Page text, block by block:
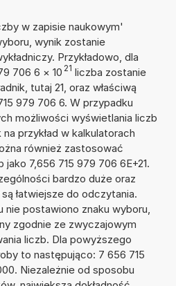
w zapisie naukowym'
wynik zostanie
Przykładowo, dla
706 6 × 10 21 liczba zostanie
tutaj 21, oraz właściwą
979 706 6. W przypadku
możliwości wyświetlania liczb
przykład w kalkulatorach
również zastosować
7,656 715 979 706 6E+21.
bardzo duże oraz
łatwiejsze do odczytania.
postawiono znaku wyboru,
zgodnie ze zwyczajowym
liczb. Dla powyższego
to następująco: 7 656 715
Niezależnie od sposobu